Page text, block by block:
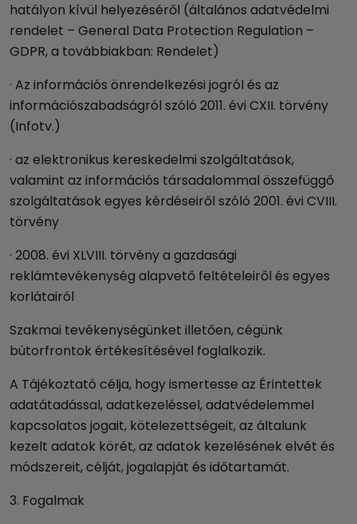
hatályon kívül helyezéséről (általános adatvédelmi
rendelet – General Data Protection Regulation –
GDPR, a továbbiakban: Rendelet)
· Az információs önrendelkezési jogról és az
információszabadságról szóló 2011. évi CXII. törvény
(Infotv.)
· az elektronikus kereskedelmi szolgáltatások,
valamint az információs társadalommal összefüggő
szolgáltatások egyes kérdéseiről szóló 2001. évi CVIII.
törvény
· 2008. évi XLVIII. törvény a gazdasági
reklámtevékenység alapvető feltételeiről és egyes
korlátairól
Szakmai tevékenységünket illetően, cégünk
bútorfrontok értékesítésével foglalkozik.
A Tájékoztató célja, hogy ismertesse az Érintettek
adatátadással, adatkezeléssel, adatvédelemmel
kapcsolatos jogait, kötelezettségeit, az általunk
kezelt adatok körét, az adatok kezelésének elvét és
módszereit, célját, jogalapját és időtartamát.
3. Fogalmak